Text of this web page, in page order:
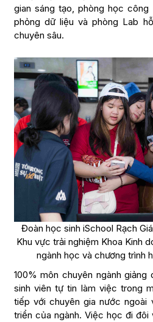
gian sáng tạo, phòng học
phỏng dữ liệu và phòng Lab
chuyên sâu.
Đoàn học sinh iSchool Rạch
Khu vực trải nghiệm Khoa Kinh
ngành học và chương trình
100% môn chuyên ngành giảng
sinh viên tự tin làm việc trong
tiếp với chuyên gia nước
triển của ngành. Việc học đi đôi